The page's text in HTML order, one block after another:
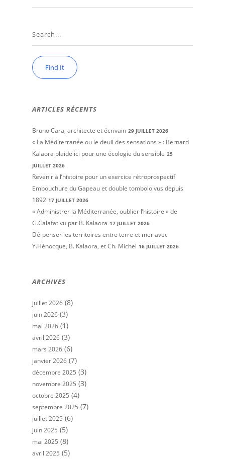
ARTICLES RÉCENTS
Bruno Cara, architecte et écrivain 29 JUILLET 2026
« La Méditerranée ou le deuil des sensations » : Bernard
Kalaora plaide ici pour une écologie du sensible 25
JUILLET 2026
Revenir à l’histoire pour un exercice rétroprospectif
Embouchure du Gapeau et double tombolo vus depuis
1892 17 JUILLET 2026
« Administrer la Méditerranée, oublier l’histoire » de
G.Calafat vu par B. Kalaora 17 JUILLET 2026
Dé-penser les territoires entre terre et mer avec
Y.Hénocque, B. Kalaora, et Ch. Michel 16 JUILLET 2026
ARCHIVES
juillet 2026 (8)
juin 2026 (3)
mai 2026 (1)
avril 2026 (3)
mars 2026 (6)
janvier 2026 (7)
décembre 2025 (3)
novembre 2025 (3)
octobre 2025 (4)
septembre 2025 (7)
juillet 2025 (6)
juin 2025 (5)
mai 2025 (8)
avril 2025 (5)